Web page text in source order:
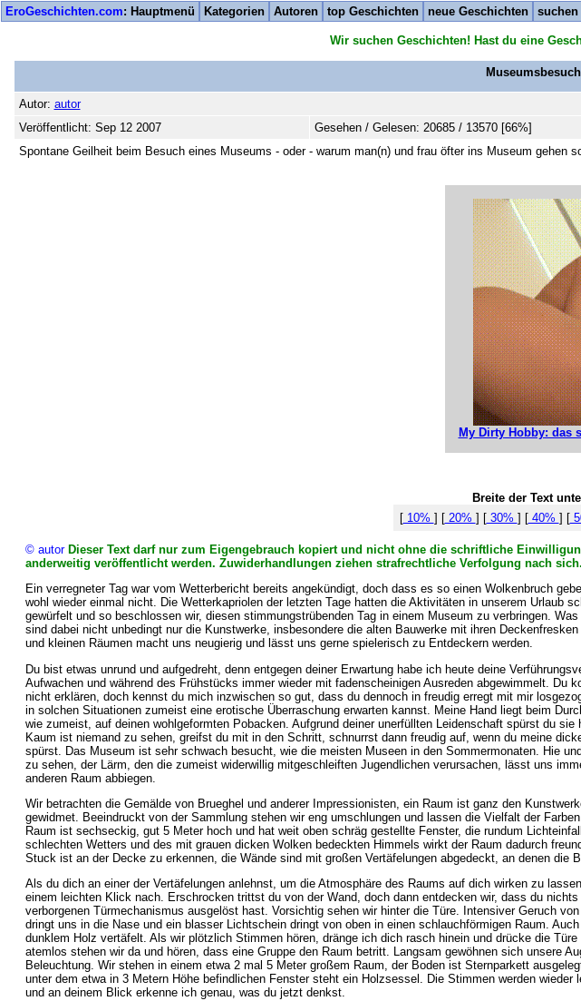
EroGeschichten.com: Hauptmenü Kategorien Autoren top Geschichten neue Geschichten suchen
Wir suchen Geschichten! Hast du eine
Museumsbesuch
Autor: autor
Veröffentlicht: Sep 12 2007
Gesehen / Gelesen: 20685 / 13570 [66%]
Spontane Geilheit beim Besuch eines Museums - oder - warum man(n) und frau öfter ins Museum gehen
My Dirty Hobby: das
Breite der Text
[10% ] [20% ] [30% ] [40% ] [
© autor Dieser Text darf nur zum Eigengebrauch kopiert und nicht ohne die schriftliche
anderweitig veröffentlicht werden. Zuwiderhandlungen ziehen strafrechtliche Verfolgung nach sich.
Ein verregneter Tag war vom Wetterbericht bereits angekündigt, doch dass es so einen Wolkenbruch
wohl wieder einmal nicht. Die Wetterkapriolen der letzten Tage hatten die Aktivitäten in unserem Urlaub
gewürfelt und so beschlossen wir, diesen stimmungstrübenden Tag in einem Museum zu verbringen.
sind dabei nicht unbedingt nur die Kunstwerke, insbesondere die alten Bauwerke mit ihren Deckenfresken
und kleinen Räumen macht uns neugierig und lässt uns gerne spielerisch zu Entdeckern werden.
Du bist etwas unrund und aufgedreht, denn entgegen deiner Erwartung habe ich heute deine
Aufwachen und während des Frühstücks immer wieder mit fadenscheinigen Ausreden abgewimmelt. Du
nicht erklären, doch kennst du mich inzwischen so gut, dass du dennoch in freudig erregt mit mir
in solchen Situationen zumeist eine erotische Überraschung erwarten kannst. Meine Hand liegt beim
wie zumeist, auf deinen wohlgeformten Pobacken. Aufgrund deiner unerfüllten Leidenschaft spürst du sie
Kaum ist niemand zu sehen, greifst du mit in den Schritt, schnurrst dann freudig auf, wenn du meine
spürst. Das Museum ist sehr schwach besucht, wie die meisten Museen in den Sommermonaten. Hie
zu sehen, der Lärm, den die zumeist widerwillig mitgeschleiften Jugendlichen verursachen, lässt uns
anderen Raum abbiegen.
Wir betrachten die Gemälde von Brueghel und anderer Impressionisten, ein Raum ist ganz den
gewidmet. Beeindruckt von der Sammlung stehen wir eng umschlungen und lassen die Vielfalt der
Raum ist sechseckig, gut 5 Meter hoch und hat weit oben schräg gestellte Fenster, die rundum
schlechten Wetters und des mit grauen dicken Wolken bedeckten Himmels wirkt der Raum dadurch
Stuck ist an der Decke zu erkennen, die Wände sind mit großen Vertäfelungen abgedeckt, an denen die
Als du dich an einer der Vertäfelungen anlehnst, um die Atmosphäre des Raums auf dich wirken zu
einem leichten Klick nach. Erschrocken trittst du von der Wand, doch dann entdecken wir, dass du
verborgenen Türmechanismus ausgelöst hast. Vorsichtig sehen wir hinter die Türe. Intensiver Geruch
dringt uns in die Nase und ein blasser Lichtschein dringt von oben in einen schlauchförmigen Raum.
dunklem Holz vertäfelt. Als wir plötzlich Stimmen hören, dränge ich dich rasch hinein und drücke die
atemlos stehen wir da und hören, dass eine Gruppe den Raum betritt. Langsam gewöhnen sich unsere
Beleuchtung. Wir stehen in einem etwa 2 mal 5 Meter großem Raum, der Boden ist Sternparkett
unter dem etwa in 3 Metern Höhe befindlichen Fenster steht ein Holzsessel. Die Stimmen werden wieder
und an deinem Blick erkenne ich genau, was du jetzt denkst.